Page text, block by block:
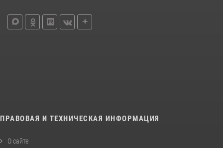
ПРАВОВАЯ И ТЕХНИЧЕСКАЯ ИНФОРМАЦИЯ
О сайте